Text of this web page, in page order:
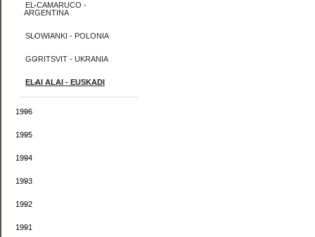
EL CAMARUCO -
ARGENTINA
SLOWIANKI - POLONIA
GORITSVIT - UKRANIA
ELAI ALAI - EUSKADI
1996
1995
1994
1993
1992
1991